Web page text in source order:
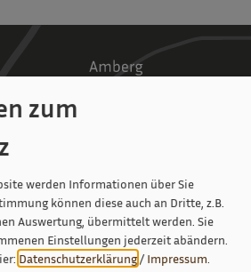
zum
werden Informationen über Sie
können diese auch an Dritte, z.B.
Auswertung, übermittelt werden. Sie
Einstellungen jederzeit abändern.
Datenschutzerklärung/ Impressum